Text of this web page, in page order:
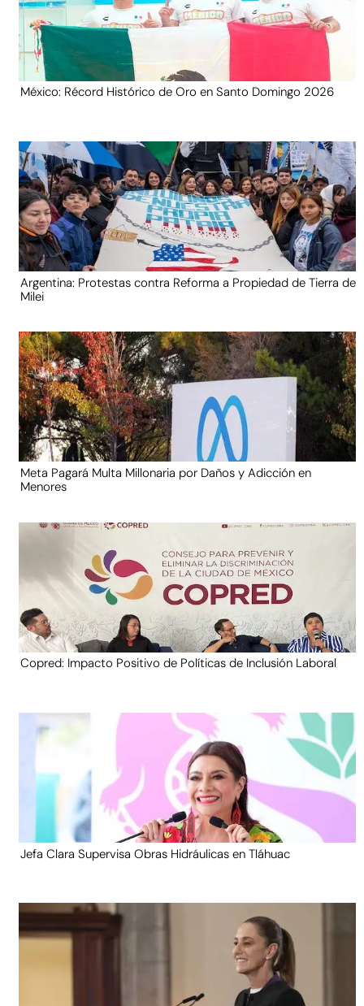
México: Récord Histórico de Oro en Santo Domingo 2026
Argentina: Protestas contra Reforma a Propiedad de Tierra de
Milei
Meta Pagará Multa Millonaria por Daños y Adicción en
Menores
Copred: Impacto Positivo de Políticas de Inclusión Laboral
Jefa Clara Supervisa Obras Hidráulicas en Tláhuac